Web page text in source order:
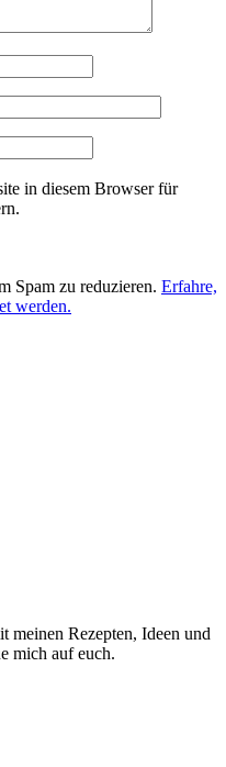
in diesem Browser für
Spam zu reduzieren. Erfahre,
werden.
meinen Rezepten, Ideen und
mich auf euch.